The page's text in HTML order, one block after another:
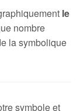
le
nombre
la symbolique
symbole et